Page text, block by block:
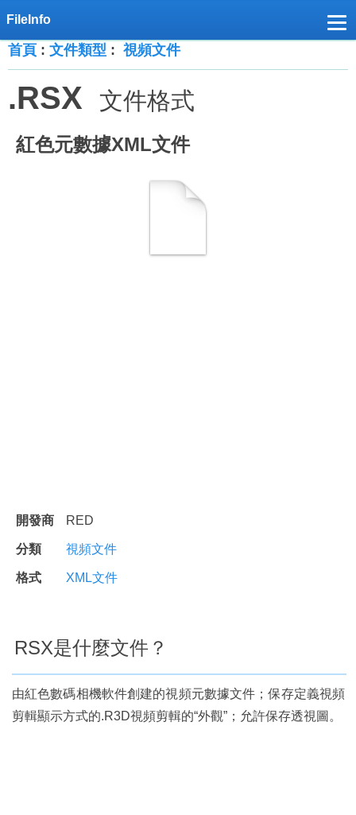
首頁 : 文件類型 : 視頻文件
.RSX 文件格式
紅色元數據XML文件
開發商 RED
分類 視頻文件
格式 XML文件
RSX是什麼文件？
由紅色數碼相機軟件創建的視頻元數據文件；保存定義視頻
剪輯顯示方式的.R3D視頻剪輯的“外觀”；允許保存透視圖。